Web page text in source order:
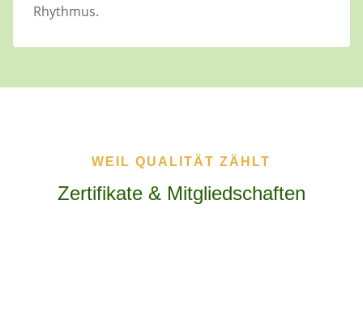
Rhythmus.
WEIL QUALITÄT ZÄHLT
Zertifikate & Mitgliedschaften